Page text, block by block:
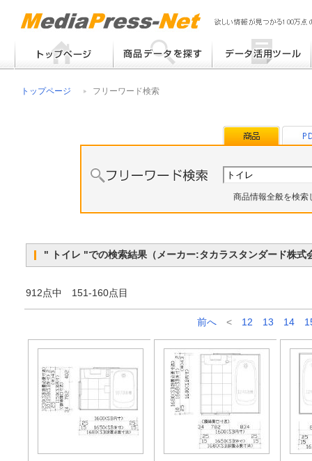
メーカー別検索
トップページ フリーワード検索
商品情報全般を検索
" トイレ "での検索結果（メーカー:タカラスタンダード株
912点中 151-160点目
前へ < 12 13 14